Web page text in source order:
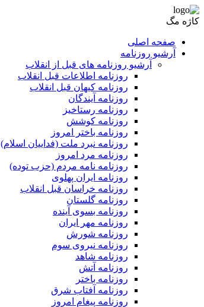
کاژه مگ
صفحه اصلی
آرشیو روزنامه
آرشیو روزنامه های قبل از انقلاب
روزنامه اطلاعات قبل انقلاب
روزنامه کیهان قبل انقلاب
روزنامه آیندگان
روزنامه رستاخیز
روزنامه کوشش
روزنامه باختر امروز
روزنامه نبرد ملت (فداییان اسلام)
روزنامه مرد امروز
روزنامه نامه مردم (حزب توده)
روزنامه ایران پهلوی
روزنامه خراسان قبل انقلاب
روزنامه گلستان
روزنامه بسوی آینده
روزنامه مهر ایران
روزنامه شورش
روزنامه نیروی سوم
روزنامه شاهد
روزنامه آتش
روزنامه باختر
روزنامه آفتاب شرق
روزنامه پیغام امروز